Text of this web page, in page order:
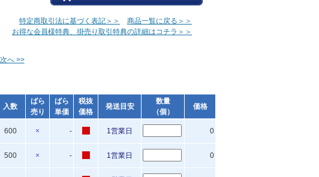
特定商取引法に基づく表記＞＞
商品一覧に戻る＞＞
お得な会員様特典、掛売り取引特典の詳細はコチラ＞＞
次へ >>
入数
ばら
売り
ばら
単価
税抜
価格
発送目安
数量
（個）
価格
600 × - 1営業日 0
500 × - 1営業日 0